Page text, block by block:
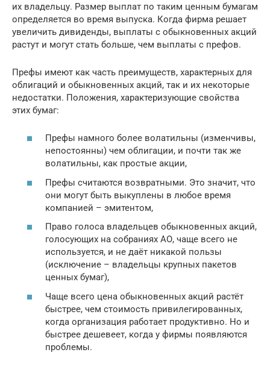
их владельцу. Размер выплат по таким ценным бумагам
определяется во время выпуска. Когда фирма решает
увеличить дивиденды, выплаты с обыкновенных акций
растут и могут стать больше, чем выплаты с префов.
Префы имеют как часть преимуществ, характерных для
облигаций и обыкновенных акций, так и их некоторые
недостатки. Положения, характеризующие свойства
этих бумаг:
Префы намного более волатильны (изменчивы,
непостоянны) чем облигации, и почти так же
волатильны, как простые акции,
Префы считаются возвратными. Это значит, что
они могут быть выкуплены в любое время
компанией – эмитентом,
Право голоса владельцев обыкновенных акций,
голосующих на собраниях АО, чаще всего не
используется, и не даёт никакой пользы
(исключение – владельцы крупных пакетов
ценных бумаг),
Чаще всего цена обыкновенных акций растёт
быстрее, чем стоимость привилегированных,
когда организация работает продуктивно. Но и
быстрее дешевеет, когда у фирмы появляются
проблемы.